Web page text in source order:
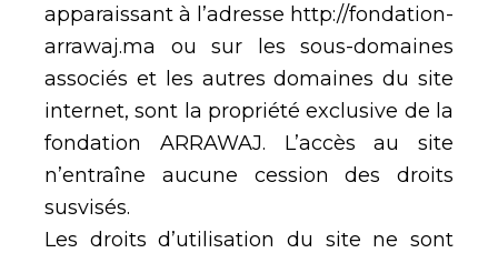
apparaissant à l’adresse http://fondation-
arrawaj.ma ou sur les sous-domaines
associés et les autres domaines du site
internet, sont la propriété exclusive de la
fondation ARRAWAJ. L’accès au site
n’entraîne aucune cession des droits
susvisés.
Les droits d’utilisation du site ne sont